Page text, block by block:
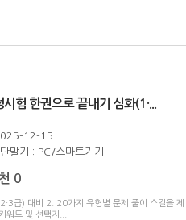
험 한권으로 끝내기 심화(1·
12-15
말기 : PC/스마트기기
0
급) 대비 2. 20가지 유형별 문제 풀이 스킬을 제
워드 및 선택지